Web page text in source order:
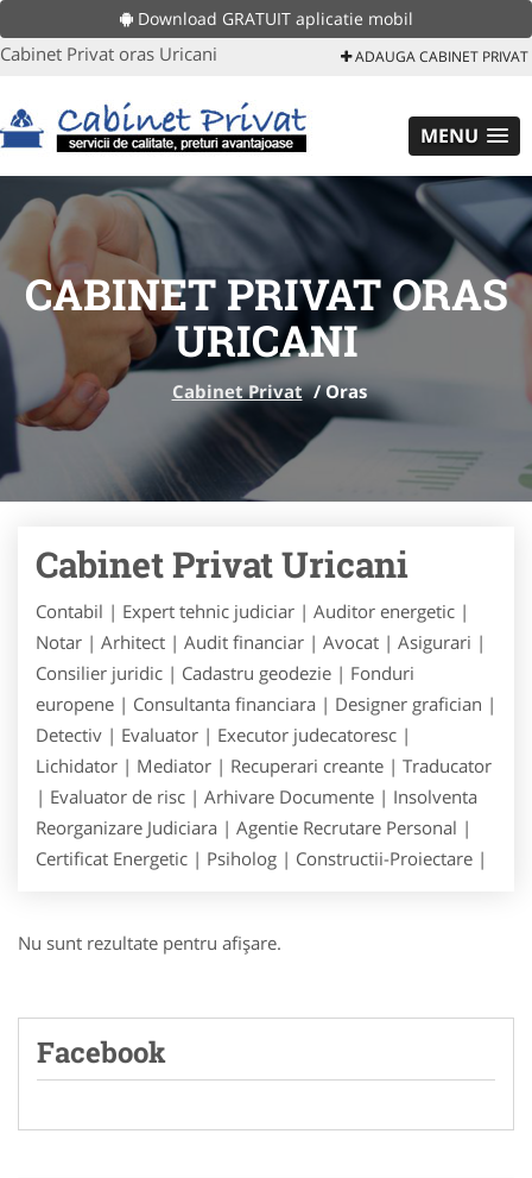
Download GRATUIT aplicatie mobil
Cabinet Privat oras Uricani ADAUGA CABINET PRIVAT
MENU
CABINET PRIVAT ORAS
URICANI
Cabinet Privat /Oras
Cabinet Privat Uricani
Contabil | Expert tehnic judiciar | Auditor energetic |
Notar | Arhitect | Audit financiar | Avocat | Asigurari |
Consilier juridic | Cadastru geodezie | Fonduri
europene | Consultanta financiara | Designer grafician |
Detectiv | Evaluator | Executor judecatoresc |
Lichidator | Mediator | Recuperari creante | Traducator
| Evaluator de risc | Arhivare Documente | Insolventa
Reorganizare Judiciara | Agentie Recrutare Personal |
Certificat Energetic | Psiholog | Constructii-Proiectare |
Nu sunt rezultate pentru afişare.
Facebook